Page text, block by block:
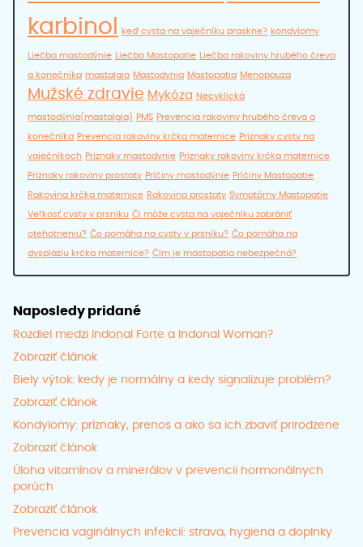
karbinol
keď cysta na vaječníku praskne? kondylomy
Liečba mastodýnie Liečba Mastopatie Liečba rakoviny hrubého čreva
a konečníka mastalgia Mastodynia Mastopatia Menopauza
Mužské zdravie Mykóza Necyklická
mastodýnia(mastalgia) PMS Prevencia rakoviny hrubého čreva a
konečníka Prevencia rakoviny krčka maternice Príznaky cysty na
vaječníkoch Príznaky mastodynie Príznaky rakoviny krčka maternice
Príznaky rakoviny prostaty Príčiny mastodýnie Príčiny Mastopatie
Rakovina krčka maternice Rakovina prostaty Symptómy Mastopatie
Veľkosť cysty v prsníku Či môže cysta na vaječníku zabrániť
otehotneniu? Čo pomáha na cysty v prsníku? Čo pomáha na
dyspláziu krčka maternice? Čím je mastopatia nebezpečná?
Naposledy pridané
Rozdiel medzi Indonal Forte a Indonal Woman?
Zobraziť článok
Biely výtok: kedy je normálny a kedy signalizuje problém?
Zobraziť článok
Kondylomy: príznaky, prenos a ako sa ich zbaviť prirodzene
Zobraziť článok
Úloha vitamínov a minerálov v prevencii hormonálnych
porúch
Zobraziť článok
Prevencia vaginálnych infekcií: strava, hygiena a doplnky